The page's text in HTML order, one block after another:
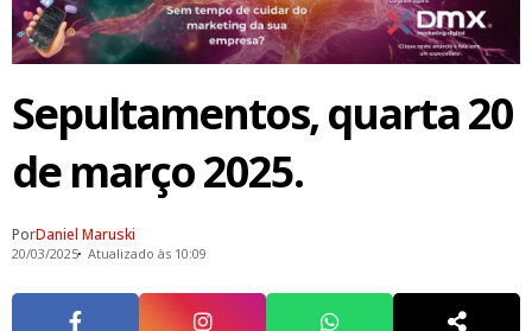
Sepultamentos, quarta 20
de março 2025.
PorDaniel Maruski
20/03/2025 Atualizado às 10:09